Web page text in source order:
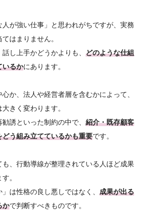
が強い仕事」と思われがちですが、実務
はまりません。
し上手かどうかよりも、 どのような仕組
いるかにあります。
か、法人や経営者層を含むかによって、
きく変わります。
誘といった制約の中で、 紹介・既存顧客
う組み立てているかも重要です。
、行動導線が整理されている人ほど成果
。
」は性格の良し悪しではなく、 成果が出る
かで判断すべきものです。